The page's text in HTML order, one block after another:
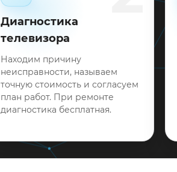
Диагностика
телевизора
Находим причину
неисправности, называем
точную стоимость и согласуем
план работ. При ремонте
диагностика бесплатная.